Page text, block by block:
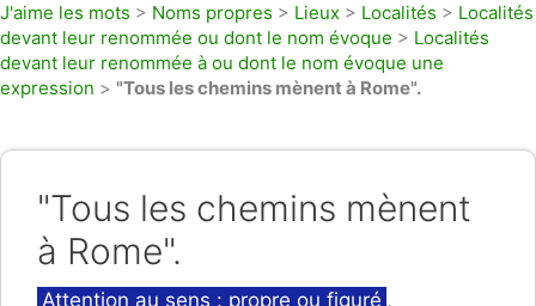
J'aime les mots > Noms propres > Lieux > Localités > Localités
devant leur renommée ou dont le nom évoque > Localités
devant leur renommée à ou dont le nom évoque une
expression > "Tous les chemins mènent à Rome".
"Tous les chemins mènent
à Rome".
Catégories
Attention au sens : propre ou figuré ,